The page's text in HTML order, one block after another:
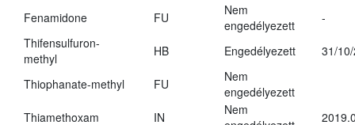
Fenamidone FU
Nem
engedélyezett
-
Thifensulfuron-
methyl
HB Engedélyezett 31/
Thiophanate-methyl FU
Nem
engedélyezett
Thiamethoxam
IN
Nem